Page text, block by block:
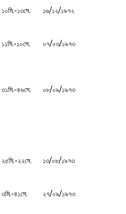
১০মি.-১৩সে. ১৬/১২/১৯৭২
১১মি.-১০সে. ০৭/০৩/১৯৭৩
৩১মি.-৪৬সে. ০৮/০৯/১৯৭৩
২৫মি.-২২সে. ১৩/০৮/১৯৭৩
৩মি.-৪১সে. ২৭/০৯/১৯৭৩